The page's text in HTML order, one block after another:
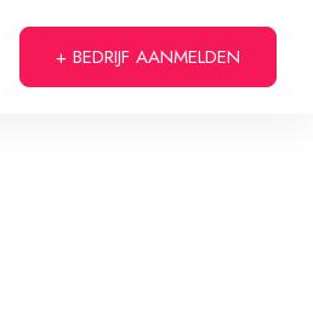
+ BEDRIJF AANMELDEN